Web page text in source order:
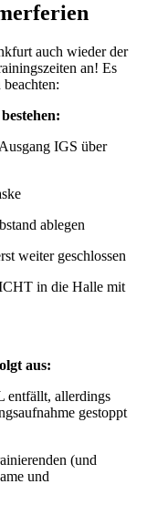
auch wieder der
an! Es
IGS über
ablegen
weiter geschlossen
in die Halle mit
aus:
entfällt, allerdings
gestoppt
(und
und